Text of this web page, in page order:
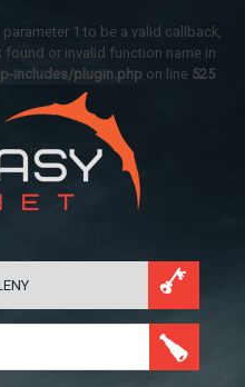
1 to be a valid callback,
or invalid function name in
includes/plugin.php on line 525